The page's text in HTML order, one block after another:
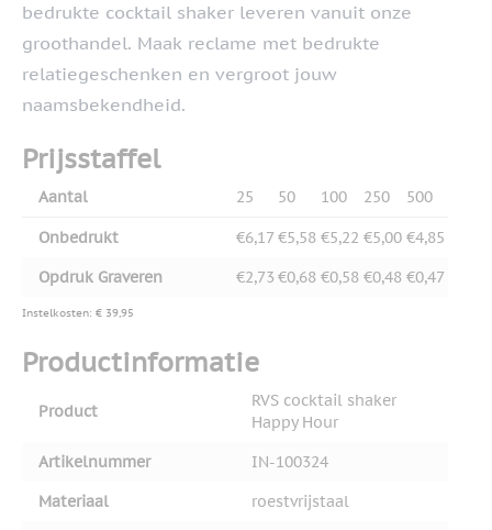
bedrukte cocktail shaker leveren vanuit onze
groothandel. Maak reclame met bedrukte
relatiegeschenken en vergroot jouw
naamsbekendheid.
Prijsstaffel
Aantal 25 50 100 250 500
Onbedrukt €6,17 €5,58 €5,22 €5,00 €4,85
Opdruk Graveren
€2,73 €0,68 €0,58 €0,48 €0,47
Instelkosten: € 39,95
Productinformatie
Product
RVS cocktail shaker
Happy Hour
Artikelnummer
IN-100324
Materiaal
roestvrijstaal